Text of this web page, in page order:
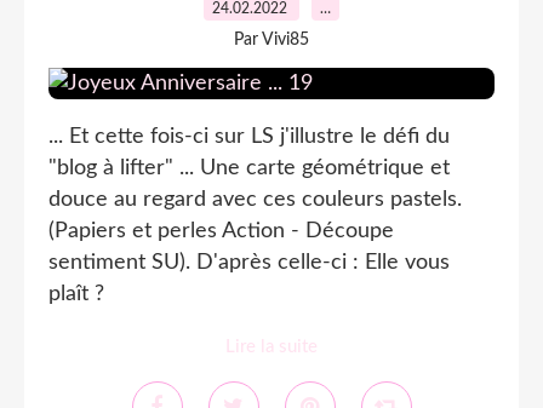
24.02.2022 …
Par Vivi85
... Et cette fois-ci sur LS j'illustre le défi du
"blog à lifter" ... Une carte géométrique et
douce au regard avec ces couleurs pastels.
(Papiers et perles Action - Découpe
sentiment SU). D'après celle-ci : Elle vous
plaît ?
Lire la suite